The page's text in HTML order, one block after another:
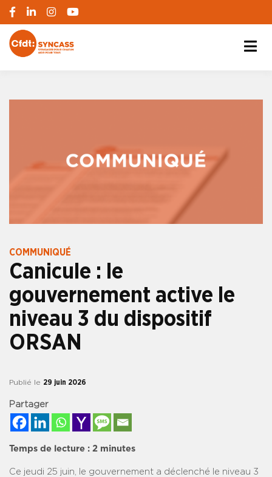
COMMUNIQUÉ
Canicule : le
gouvernement active le
niveau 3 du dispositif
ORSAN
Publié le 29 juin 2026
Partager
Temps de lecture : 2 minutes
Ce jeudi 25 juin, le gouvernement a déclenché le niveau 3